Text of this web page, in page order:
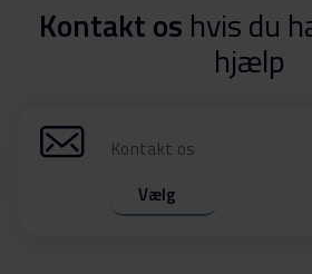
Kontakt os hvis du
hjælp
Kontakt os
Vælg